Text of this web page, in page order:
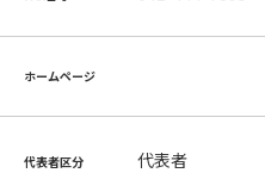
ホームページ
代表者区分 代表者